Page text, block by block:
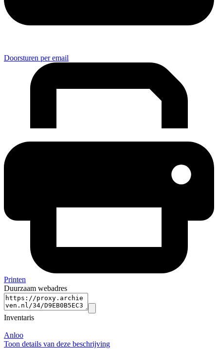
Doorsturen per email
Printen
Duurzaam webadres
Inventaris
Anloo
Toon details van deze beschrijving